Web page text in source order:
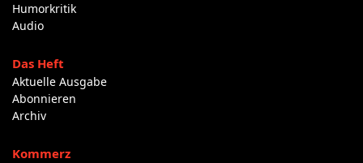
Humorkritik
Audio
Das Heft
Aktuelle Ausgabe
Abonnieren
Archiv
Kommerz